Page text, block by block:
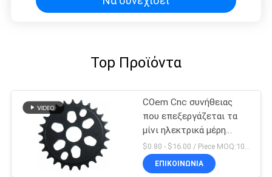
Top Προϊόντα
COem Cnc συνήθειας
που επεξεργάζεται τα
μίνι ηλεκτρικά μέρη
ποδηλάτων ρύπου
μερών στη μηχανή
$0.80 - $16.00 / Piece MOQ:10 κομμάτια
ΕΠΙΚΟΙΝΩΝΊΑ